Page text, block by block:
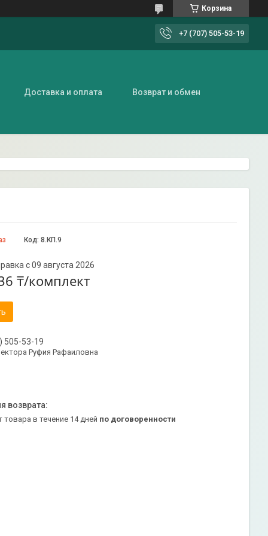
Корзина
+7 (707) 505-53-19
Доставка и оплата Возврат и обмен
Код: 8.КП.9
с 09 августа 2026
₸/комплект
505-53-19
Руфия Рафаиловна
товара в течение 14 дней по договоренности